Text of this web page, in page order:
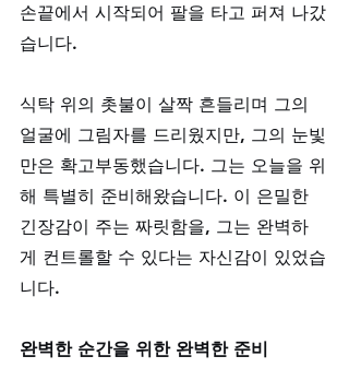
손끝에서 시작되어 팔을 타고 퍼져 나갔
습니다.
식탁 위의 촛불이 살짝 흔들리며 그의
얼굴에 그림자를 드리웠지만, 그의 눈빛
만은 확고부동했습니다. 그는 오늘을 위
해 특별히 준비해왔습니다. 이 은밀한
긴장감이 주는 짜릿함을, 그는 완벽하
게 컨트롤할 수 있다는 자신감이 있었습
니다.
완벽한 순간을 위한 완벽한 준비